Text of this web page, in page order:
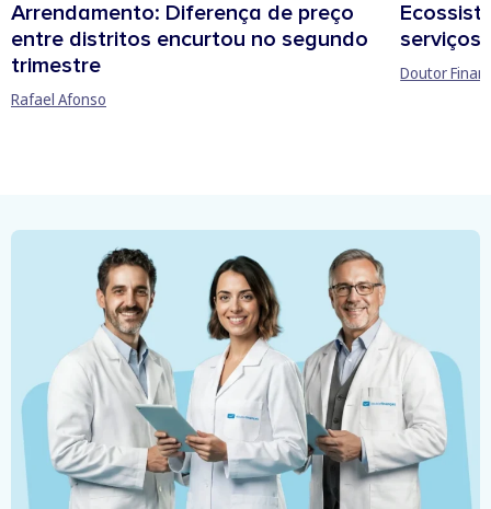
Arrendamento: Diferença de preço
entre distritos encurtou no segundo
trimestre
Rafael Afonso
serviços
Doutor